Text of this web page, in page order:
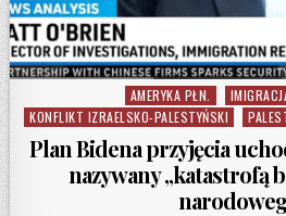
Posted in
AMERYKA PŁN.
KONFLIKT IZRAELSKO-PALESTYŃSKI
Plan Bidena przyjęcia
nazywany „katastrofą